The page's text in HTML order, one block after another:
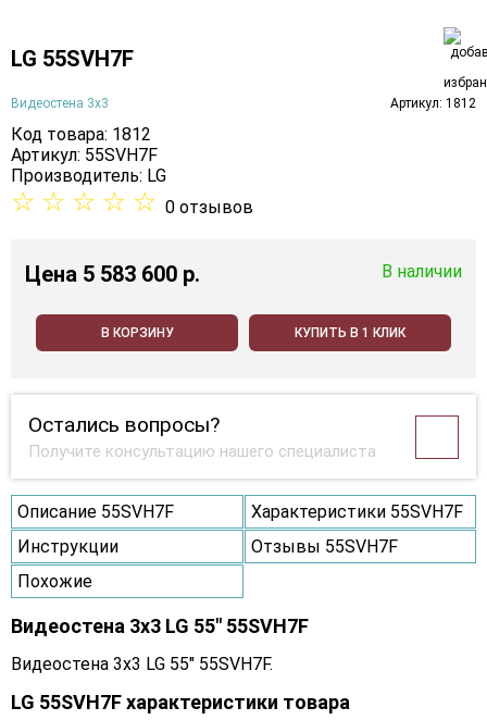
LG 55SVH7F
Видеостена 3х3 Артикул: 1812
Код товара: 1812
Артикул: 55SVH7F
Производитель: LG
☆ ☆ ☆ ☆ ☆ 0 отзывов
Цена 5 583 600 p. В наличии
В КОРЗИНУ КУПИТЬ В 1 КЛИК
Остались вопросы?
Получите консультацию нашего специалиста
Описание 55SVH7F
Характеристики 55SVH7F
Инструкции
Отзывы 55SVH7F
Похожие
Видеостена 3x3 LG 55" 55SVH7F
Видеостена 3x3 LG 55" 55SVH7F.
LG 55SVH7F характеристики товара